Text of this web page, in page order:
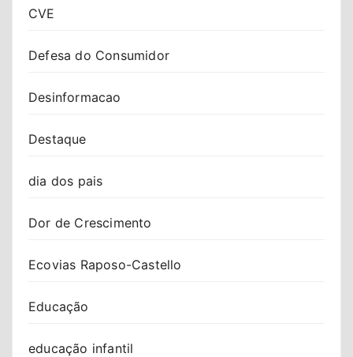
CVE
Defesa do Consumidor
Desinformacao
Destaque
dia dos pais
Dor de Crescimento
Ecovias Raposo-Castello
Educação
educação infantil